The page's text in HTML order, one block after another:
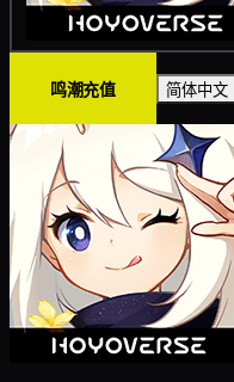
鸣潮充值 简体中文